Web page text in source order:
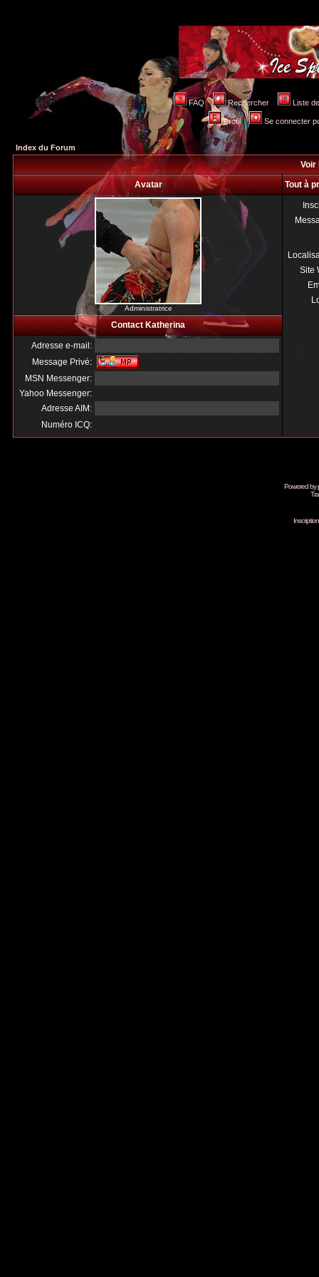
FAQ Rechercher Liste
Profil Se connecter
Index du Forum
Voir
Avatar
Tout à
Administratrice
Site
Contact Katherina
Adresse e-mail:
Message Privé:
MSN Messenger:
Yahoo Messenger:
Adresse AIM:
Numéro ICQ:
Powered by